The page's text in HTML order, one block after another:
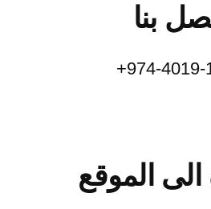
بنا
974-4019-
الى الموقع